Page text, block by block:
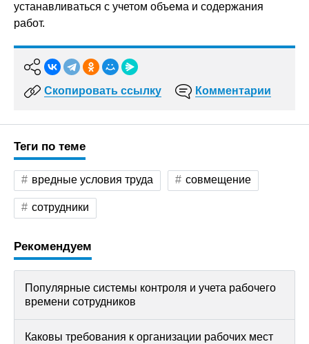
устанавливаться с учетом объема и содержания
работ.
Скопировать ссылку Комментарии
Теги по теме
вредные условия труда совмещение
сотрудники
Рекомендуем
Популярные системы контроля и учета рабочего
времени сотрудников
Каковы требования к организации рабочих мест